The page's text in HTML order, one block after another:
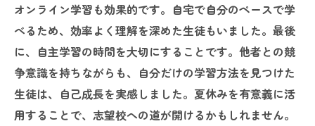
オンライン学習も効果的です。自宅で自分のペースで学
べるため、効率よく理解を深めた生徒もいました。最後
に、自主学習の時間を大切にすることです。他者との競
争意識を持ちながらも、自分だけの学習方法を見つけた
生徒は、自己成長を実感しました。夏休みを有意義に活
用することで、志望校への道が開けるかもしれません。